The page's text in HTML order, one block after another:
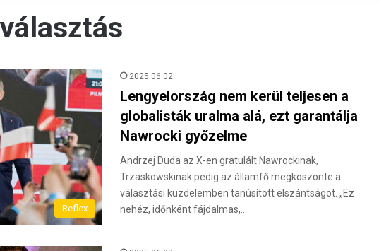
Reflex
2025.06.02.
Lengyelország nem kerül teljesen a
globalisták uralma alá, ezt garantálja
Nawrocki győzelme
Andrzej Duda az X-en gratulált Nawrockinak,
Trzaskowskinak pedig az államfő megköszönte a
választási küzdelemben tanúsított elszántságot. „Ez
nehéz, időnként fájdalmas,…